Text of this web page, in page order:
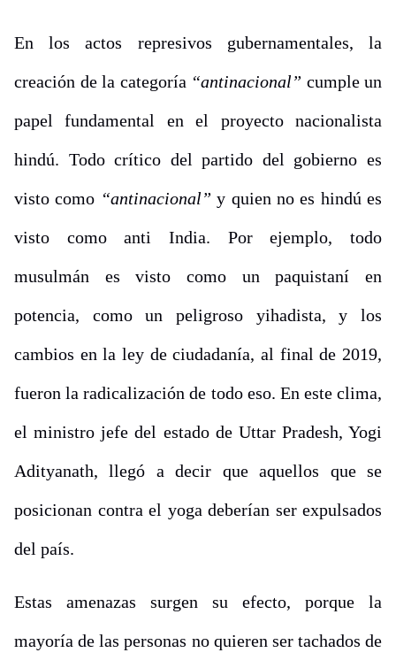
En los actos represivos gubernamentales, la
creación de la categoría “antinacional” cumple un
papel fundamental en el proyecto nacionalista
hindú. Todo crítico del partido del gobierno es
visto como “antinacional”y quien no es hindú es
visto como anti India. Por ejemplo, todo
musulmán es visto como un paquistaní en
potencia, como un peligroso yihadista, y los
cambios en la ley de ciudadanía, al final de 2019,
fueron la radicalización de todo eso. En este clima,
el ministro jefe del estado de Uttar Pradesh, Yogi
Adityanath, llegó a decir que aquellos que se
posicionan contra el yoga deberían ser expulsados
del país.
Estas amenazas surgen su efecto, porque la
mayoría de las personas no quieren ser tachados de